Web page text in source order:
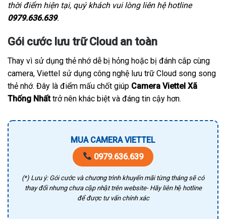
thời điểm hiện tại, quý khách vui lòng liên hệ hotline
0979.636.639.
Gói cước lưu trữ Cloud an toàn
Thay vì sử dụng thẻ nhớ dễ bị hỏng hoặc bị đánh cắp cùng
camera, Viettel sử dụng công nghệ lưu trữ Cloud song song
thẻ nhớ. Đây là điểm mấu chốt giúp Camera Viettel Xã
Thống Nhấttrở nên khác biệt và đáng tin cậy hơn.
MUA CAMERA VIETTEL
0979.636.639
(*) Lưu ý: Gói cước và chương trình khuyến mãi từng tháng sẽ có
thay đổi nhưng chưa cập nhật trên website- Hãy liên hệ hotline
để được tư vấn chính xác